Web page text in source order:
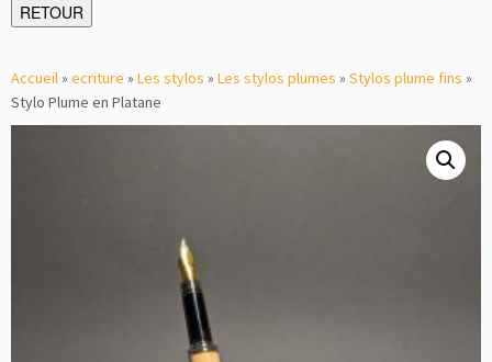
RETOUR
Accueil» ecriture » Les stylos » Les stylos plumes » Stylos plume fins »
Stylo Plume en Platane